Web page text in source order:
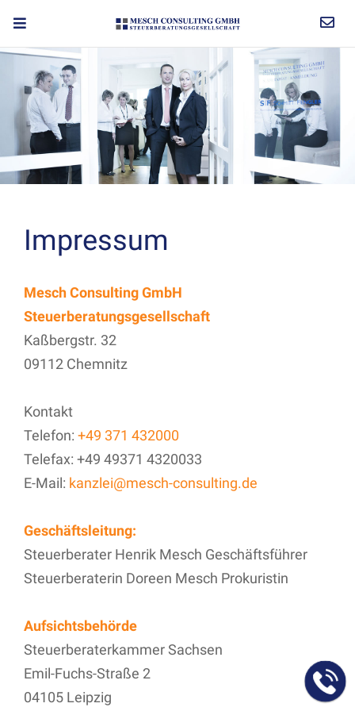
Impressum
Mesch Consulting GmbH
Steuerberatungsgesellschaft
Kaßbergstr. 32
09112 Chemnitz
Kontakt
Telefon: +49 371 432000
Telefax: +49 49371 4320033
E-Mail: kanzlei@mesch-consulting.de
Geschäftsleitung:
Steuerberater Henrik Mesch Geschäftsführer
Steuerberaterin Doreen Mesch Prokuristin
Aufsichtsbehörde
Steuerberaterkammer Sachsen
Emil-Fuchs-Straße 2
04105 Leipzig